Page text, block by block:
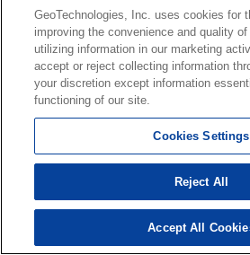
GeoTechnologies, Inc. uses cookies for
improving the convenience and quality
utilizing information in our marketing
accept or reject collecting information
your discretion except information
functioning of our site.
Cookies Settings
Reject All
Accept All